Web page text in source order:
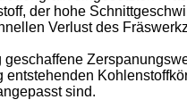
der hohe
Verlust des
sind.